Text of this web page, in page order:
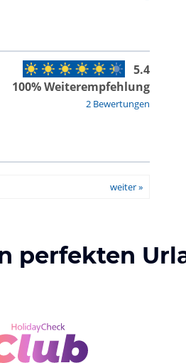
2 Bewertungen
5.4
100% Weiterempfehlung
weiter »
perfekten